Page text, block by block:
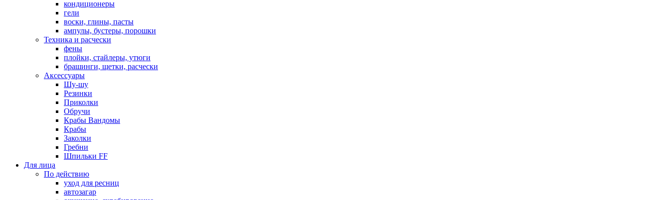
кондиционеры
гели
воски, глины, пасты
ампулы, бустеры, порошки
Техника и расчески
фены
плойки, стайлеры, утюги
брашинги, щетки, расчески
Аксессуары
Шу-шу
Резинки
Приколки
Обручи
Крабы Вандомы
Крабы
Заколки
Гребни
Шпильки FF
Для лица
По действию
уход для ресниц
автозагар